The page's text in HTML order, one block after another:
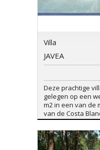
Villa
JAVEA
Deze prachtige
gelegen op een
m2 in een van de
van de Costa